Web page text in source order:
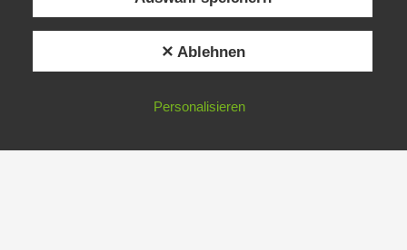
✕ Ablehnen
Personalisieren